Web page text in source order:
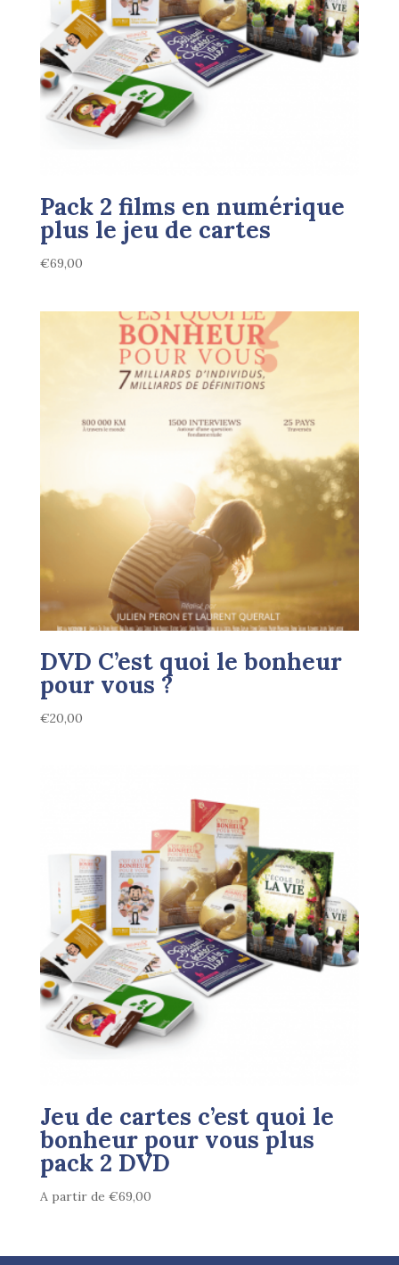
Pack 2 films en numérique
plus le jeu de cartes
€69,00
DVD C’est quoi le bonheur
pour vous ?
€20,00
Jeu de cartes c’est quoi le
bonheur pour vous plus
pack 2 DVD
A partir de €69,00